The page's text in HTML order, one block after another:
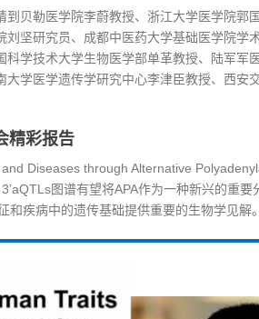
贝勒医学院李蔚教授、浙江大学医学院郭
坚研究员、成都中医药大学基础医学院学
学技术大学生物医学部单革教授、陆军军
学医学遗传学研究中心李津臣教授、西安
精彩报告
Diseases through Alternative
图谱有望将APA作为一种新兴的重
疾病中的遗传基础提供重要的生物学见解。